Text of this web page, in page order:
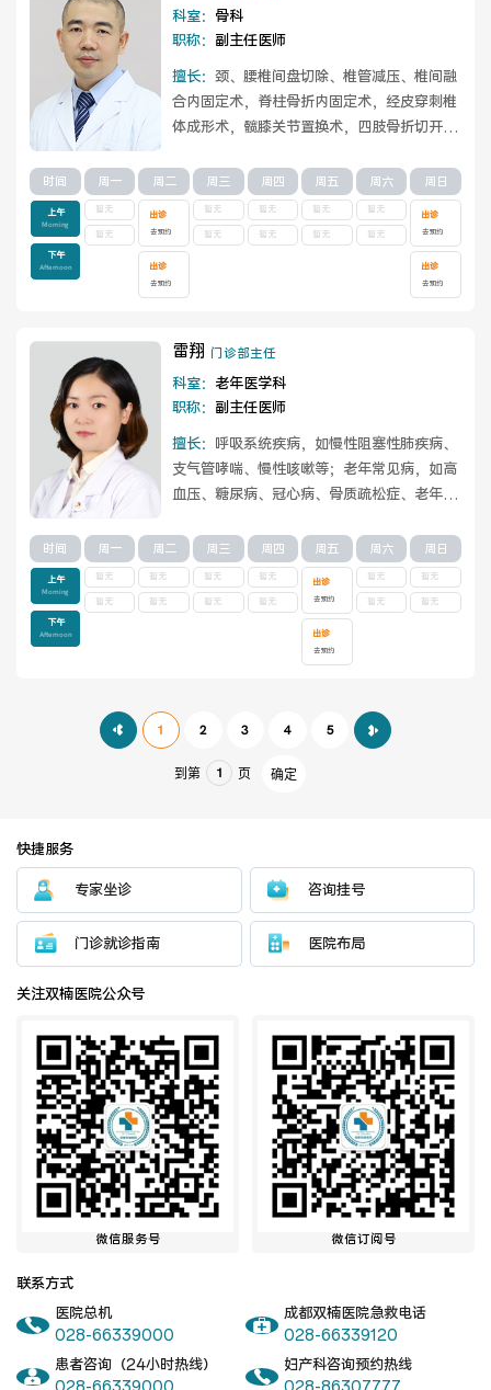
科室： 骨科
职称： 副主任医师
擅长： 颈、腰椎间盘切除、椎管减压、椎间融
合内固定术，脊柱骨折内固定术，经皮穿刺椎
体成形术，髋膝关节置换术，四肢骨折切开、
时间
上午
Morning
下午
Afternoon
周一
暂无
暂无
周二
出诊
去预约
出诊
去预约
周三
暂无
暂无
周四
暂无
暂无
周五
暂无
暂无
周六
暂无
暂无
周日
出诊
去预约
出诊
去预约
雷翔 门诊部主任
科室： 老年医学科
职称： 副主任医师
擅长： 呼吸系统疾病，如慢性阻塞性肺疾病、
支气管哮喘、慢性咳嗽等；老年常见病，如高
血压、糖尿病、冠心病、骨质疏松症、老年衰
看详情
时间
上午
Morning
下午
Afternoon
周一
暂无
暂无
周二
暂无
暂无
周三
暂无
暂无
周四
暂无
暂无
周五
出诊
去预约
出诊
去预约
周六
暂无
暂无
周日
暂无
暂无
1 2 3 4 5
到第 页 确定
快捷服务
专家坐诊 咨询挂号
门诊就诊指南 医院布局
关注双楠医院公众号
微信服务号 微信订阅号
联系方式
医院总机
028-66339000
成都双楠医院急救电话
028-66339120
患者咨询（24小时热线）
妇产科咨询预约热线